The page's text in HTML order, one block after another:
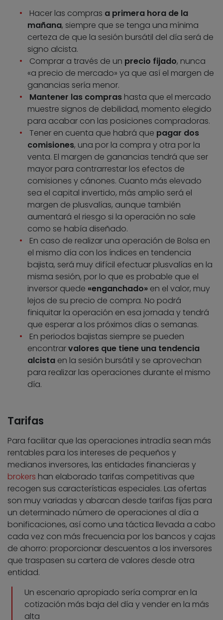
Hacer las compras a primera hora de la
mañana, siempre que se tenga una mínima
certeza de que la sesión bursátil del día será de
signo alcista.
Comprar a través de un precio fijado, nunca
«a precio de mercado» ya que así el margen de
ganancias sería menor.
Mantener las compras hasta que el mercado
muestre signos de debilidad, momento elegido
para acabar con las posiciones compradoras.
Tener en cuenta que habrá que pagar dos
comisiones, una por la compra y otra por la
venta. El margen de ganancias tendrá que ser
mayor para contrarrestar los efectos de
comisiones y cánones. Cuanto más elevado
sea el capital invertido, más amplio será el
margen de plusvalías, aunque también
aumentará el riesgo si la operación no sale
como se había diseñado.
En caso de realizar una operación de Bolsa en
el mismo día con los índices en tendencia
bajista, será muy difícil efectuar plusvalías en la
misma sesión, por lo que es probable que el
inversor quede «enganchado» en el valor, muy
lejos de su precio de compra. No podrá
finiquitar la operación en esa jornada y tendrá
que esperar a los próximos días o semanas.
En periodos bajistas siempre se pueden
encontrarvalores que tiene una tendencia
alcista en la sesión bursátil y se aprovechan
para realizar las operaciones durante el mismo
día.
Tarifas
Para facilitar que las operaciones intradía sean más
rentables para los intereses de pequeños y
medianos inversores, las entidades financieras y
brokers han elaborado tarifas competitivas que
recogen sus características especiales. Las ofertas
son muy variadas y abarcan desde tarifas fijas para
un determinado número de operaciones al día a
bonificaciones, así como una táctica llevada a cabo
cada vez con más frecuencia por los bancos y cajas
de ahorro: proporcionar descuentos a los inversores
que traspasen su cartera de valores desde otra
entidad.
Un escenario apropiado sería comprar en la
cotización más baja del día y vender en la más
alta